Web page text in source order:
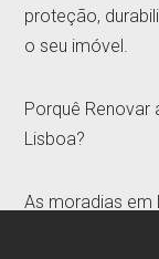
proteção,
o seu imóvel.
Porquê Renovar
Lisboa?
As moradias em